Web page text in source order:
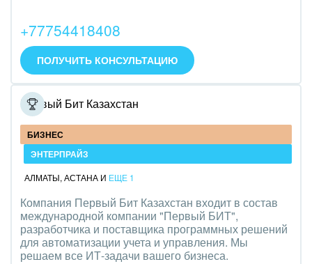
+77754418408
ПОЛУЧИТЬ КОНСУЛЬТАЦИЮ
Первый Бит Казахстан
БИЗНЕС
ЭНТЕРПРАЙЗ
АЛМАТЫ, АСТАНА И ЕЩЕ 1
Компания Первый Бит Казахстан входит в состав
международной компании "Первый БИТ",
разработчика и поставщика программных решений
для автоматизации учета и управления. Мы
решаем все ИТ-задачи вашего бизнеса.